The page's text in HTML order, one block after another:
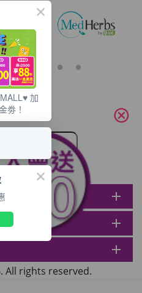
add
add
add
All rights reserved.
cancel
加
劵！